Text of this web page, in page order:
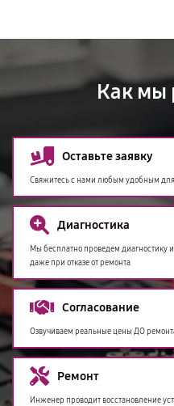
Как мы
Оставьте заявку
Свяжитесь с нами любым удобным для
Диагностика
Мы бесплатно проведем диагностику
даже при отказе от ремонта
Согласование
Озвучиваем реальные цены ДО
Ремонт
Инженер проводит восстановление